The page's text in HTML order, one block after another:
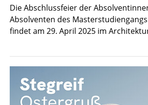
Die Abschlussfeier der
Absolventen des
findet am 29. April 2025 im